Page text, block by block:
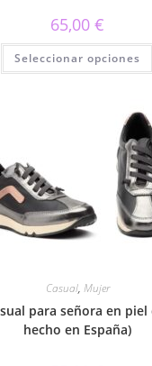
65,00 €
Seleccionar opciones
Casual, Mujer
para señora en
hecho en España)